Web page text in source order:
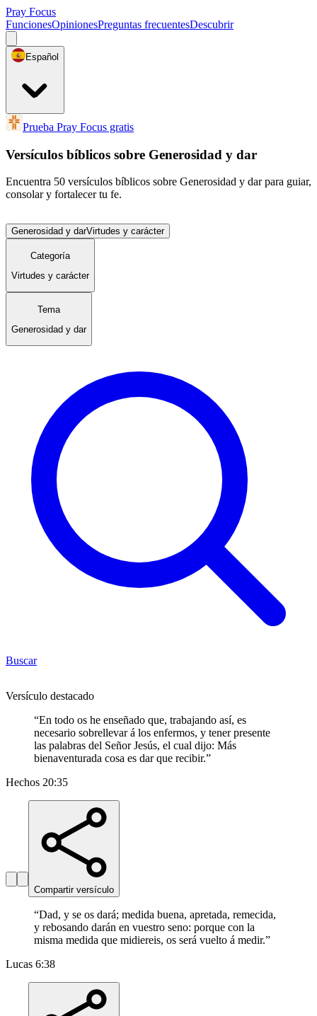
Pray Focus
FuncionesOpinionesPreguntas frecuentesDescubrir
Español
Prueba Pray Focus gratis
Versículos bíblicos sobre Generosidad y dar
Encuentra 50 versículos bíblicos sobre Generosidad y dar para guiar,
consolar y fortalecer tu fe.
Generosidad y darVirtudes y carácter
Categoría
Virtudes y carácter
Tema
Generosidad y dar
Buscar
Versículo destacado
“En todo os he enseñado que, trabajando así, es
necesario sobrellevar á los enfermos, y tener presente
las palabras del Señor Jesús, el cual dijo: Más
bienaventurada cosa es dar que recibir.”
Hechos 20:35
Compartir versículo
“Dad, y se os dará; medida buena, apretada, remecida,
y rebosando darán en vuestro seno: porque con la
misma medida que midiereis, os será vuelto á medir.”
Lucas 6:38